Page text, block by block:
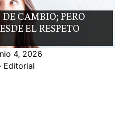
DE CAMBIO; PERO
EL RESPETO
4, 2026
Editorial